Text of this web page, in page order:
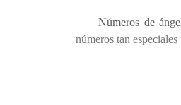
Números de
números tan